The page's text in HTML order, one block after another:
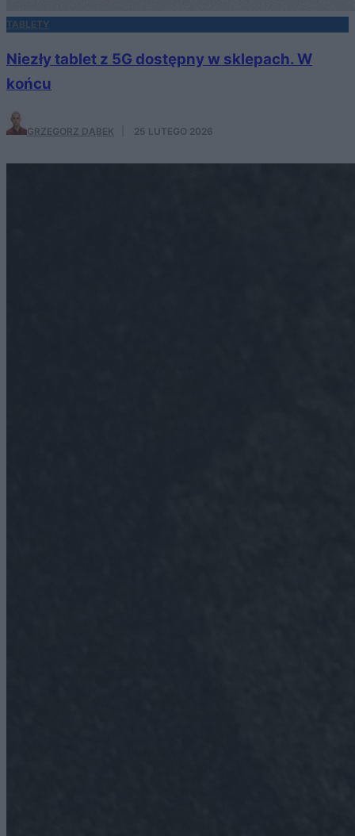
TABLETY
Niezły tablet z 5G dostępny w sklepach. W
końcu
GRZEGORZ DĄBEK 25 LUTEGO 2026